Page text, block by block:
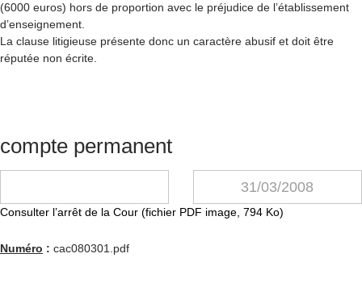
(6000 euros) hors de proportion avec le préjudice de l’établissement
d’enseignement.
La clause litigieuse présente donc un caractère abusif et doit être
réputée non écrite.
compte permanent
31/03/2008
Consulter l’arrêt de la Cour (fichier PDF image, 794 Ko)
Numéro : cac080301.pdf